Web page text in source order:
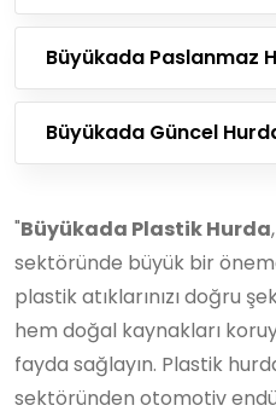
Büyükada Paslanmaz
Büyükada Güncel
"Büyükada Plastik Hurda
sektöründe büyük bir
plastik atıklarınızı doğru
hem doğal kaynakları
fayda sağlayın. Plastik
sektöründen otomotiv